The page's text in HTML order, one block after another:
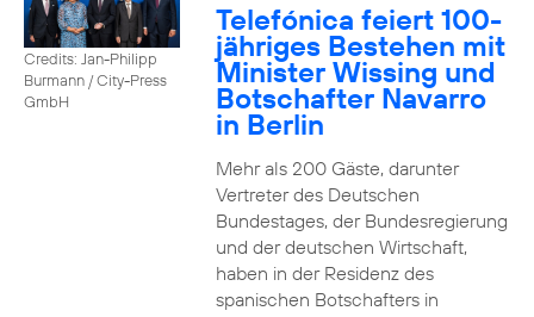
Credits: Jan-Philipp
Burmann / City-Press
GmbH
Telefónica feiert 100-
jähriges Bestehen mit
Minister Wissing und
Botschafter Navarro
in Berlin
Mehr als 200 Gäste, darunter
Vertreter des Deutschen
Bundestages, der Bundesregierung
und der deutschen Wirtschaft,
haben in der Residenz des
spanischen Botschafters in